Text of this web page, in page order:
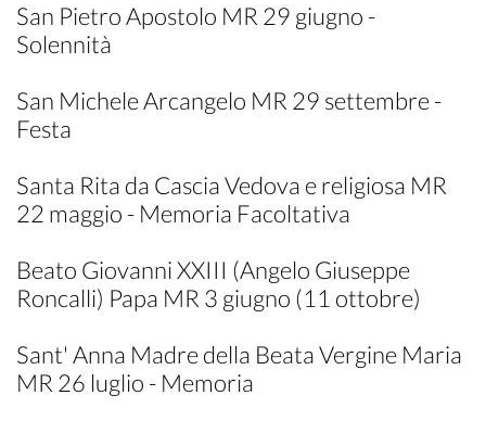
San Pietro Apostolo MR 29 giugno -
Solennità
San Michele Arcangelo MR 29 settembre -
Festa
Santa Rita da Cascia Vedova e religiosa MR
22 maggio - Memoria Facoltativa
Beato Giovanni XXIII (Angelo Giuseppe
Roncalli) Papa MR 3 giugno (11 ottobre)
Sant' Anna Madre della Beata Vergine Maria
MR 26 luglio - Memoria